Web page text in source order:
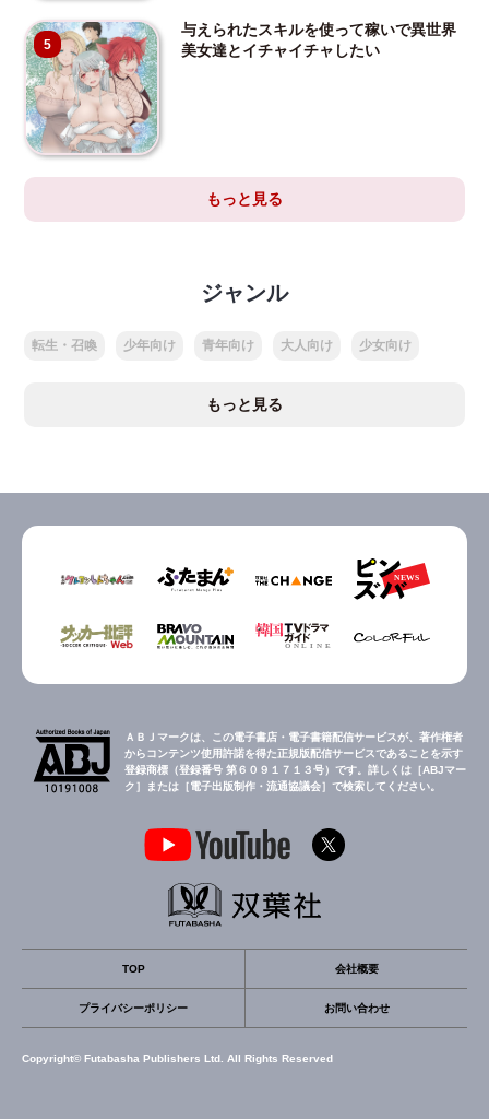
5
与えられたスキルを使って稼いで異世界
美女達とイチャイチャしたい
もっと見る
ジャンル
転生・召喚 少年向け 青年向け 大人向け 少女向け
もっと見る
ＡＢＪマークは、この電子書店・電子書籍配信サービスが、著作権者
からコンテンツ使用許諾を得た正規版配信サービスであることを示す
登録商標（登録番号 第６０９１７１３号）です。詳しくは［ABJマー
ク］または［電子出版制作・流通協議会］で検索してください。
TOP 会社概要
プライバシーポリシー お問い合わせ
Copyright© Futabasha Publishers Ltd. All Rights Reserved